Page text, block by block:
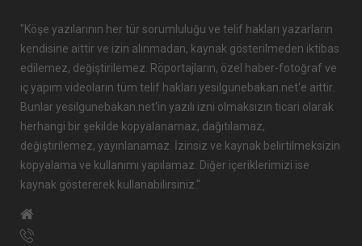
"Köşe yazılarının her tür sorumluluğu ve telif hakları yazarların
kendisine aittir ve izin alınmadan, kaynak gösterilmeden iktibas
edilemez, değiştirilemez. Röportajların, özel haber-fotoğraf ve
iç yapım videoların tüm telif hakları yesilgunebakan.net'e aittir.
Bunlar yesilgunebakan.net'in yazılı izni olmaksızın ticari olarak
herhangi bir şekilde kopyalanamaz, dağıtılamaz,
değiştirilemez, yayınlanamaz. İzinsiz ve kaynak belirtilmeksizin
kopyalama ve kullanımı yapılamaz. Diğer içeriklerimizi ise
kaynak göstererek kullanabilirsiniz."